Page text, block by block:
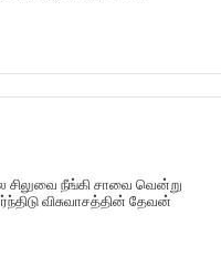
சிலுவை நீங்கி சாவை வென்று
விசுவாசத்தின் தேவன்